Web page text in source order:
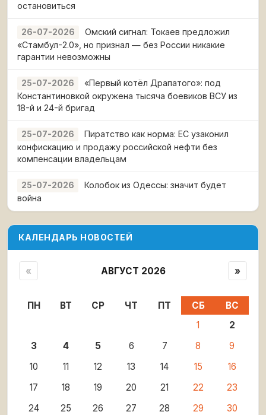
остановиться
26-07-2026
Омский сигнал: Токаев предложил
«Стамбул-2.0», но признал — без России никакие
гарантии невозможны
25-07-2026
«Первый котёл Драпатого»: под
Константиновкой окружена тысяча боевиков ВСУ из
18-й и 24-й бригад
25-07-2026
Пиратство как норма: ЕС узаконил
конфискацию и продажу российской нефти без
компенсации владельцам
25-07-2026
Колобок из Одессы: значит будет
война
КАЛЕНДАРЬ НОВОСТЕЙ
« АВГУСТ 2026 »
ПН ВТ СР ЧТ ПТ СБ
ВС
1
2
3
4 5 6 7 8
9
10
11 12 13 14 15
16
17
18 19 20 21 22
23
24
25 26 27 28 29
30